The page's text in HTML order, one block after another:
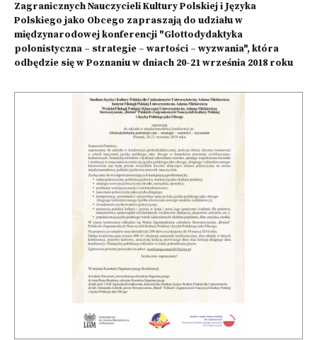
Zagranicznych Nauczycieli Kultury Polskiej i Języka
Polskiego jako Obcego zapraszają do udziału w
międzynarodowej konferencji "Glottodydaktyka
polonistyczna – strategie – wartości – wyzwania", która
odbędzie się w Poznaniu w dniach 20-21 września 2018 roku